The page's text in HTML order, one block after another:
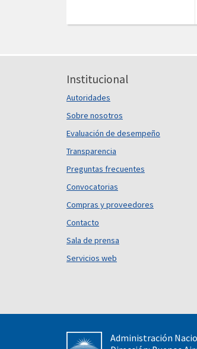
Institucional
Autoridades
Sobre nosotros
Evaluación de desempeño
Transparencia
Preguntas frecuentes
Convocatorias
Compras y proveedores
Contacto
Sala de prensa
Servicios web
Administración